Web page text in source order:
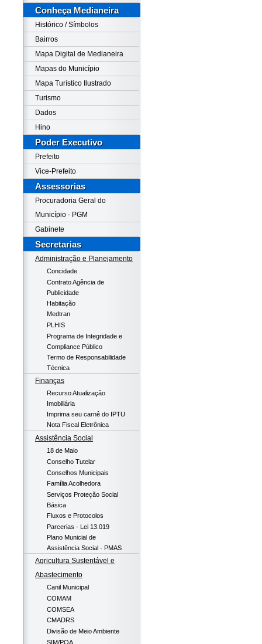
Conheça Medianeira
Histórico / Símbolos
Bairros
Mapa Digital de Medianeira
Mapas do Município
Mapa Turístico Ilustrado
Turismo
Dados
Hino
Poder Executivo
Prefeito
Vice-Prefeito
Assessorias
Procuradoria Geral do
Município - PGM
Gabinete
Secretarias
Administração e Planejamento
Concidade
Contrato Agência de
Publicidade
Habitação
Medtran
PLHIS
Programa de Integridade e
Compliance Público
Termo de Responsabilidade
Técnica
Finanças
Recurso Atualização
Imobiliária
Imprima seu carnê do IPTU
Nota Fiscal Eletrônica
Assistência Social
18 de Maio
Conselho Tutelar
Conselhos Municipais
Família Acolhedora
Serviços Proteção Social
Básica
Fluxos e Protocolos
Parcerias - Lei 13.019
Plano Municial de
Assistência Social - PMAS
Agricultura Sustentável e
Abastecimento
Canil Municipal
COMAM
COMSEA
CMADRS
Divisão de Meio Ambiente
SIM/POA